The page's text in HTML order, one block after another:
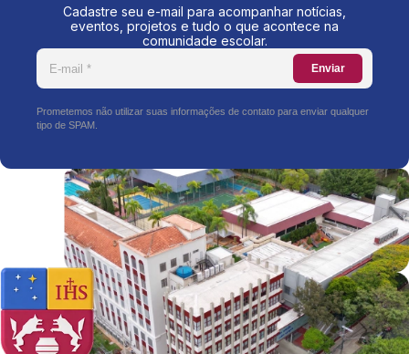
Cadastre seu e-mail para acompanhar notícias,
eventos, projetos e tudo o que acontece na
comunidade escolar.
Enviar
Prometemos não utilizar suas informações de contato para enviar qualquer
tipo de SPAM.